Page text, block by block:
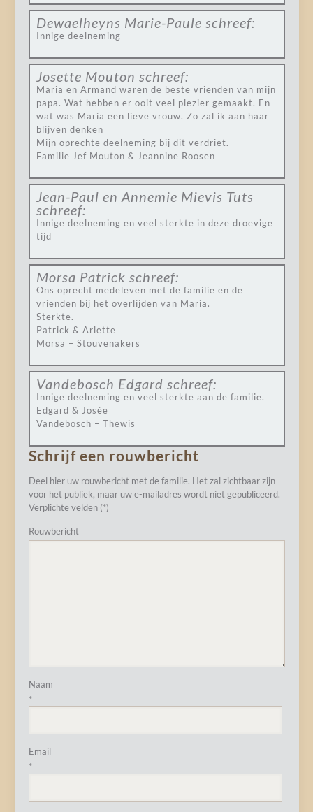
Dewaelheyns Marie-Paule schreef:
Innige deelneming
Josette Mouton schreef:
Maria en Armand waren de beste vrienden van mijn
papa. Wat hebben er ooit veel plezier gemaakt. En
wat was Maria een lieve vrouw. Zo zal ik aan haar
blijven denken
Mijn oprechte deelneming bij dit verdriet.
Familie Jef Mouton & Jeannine Roosen
Jean-Paul en Annemie Mievis Tuts
schreef:
Innige deelneming en veel sterkte in deze droevige
tijd
Morsa Patrick schreef:
Ons oprecht medeleven met de familie en de
vrienden bij het overlijden van Maria.
Sterkte.
Patrick & Arlette
Morsa – Stouvenakers
Vandebosch Edgard schreef:
Innige deelneming en veel sterkte aan de familie.
Edgard & Josée
Vandebosch – Thewis
Schrijf een rouwbericht
Deel hier uw rouwbericht met de familie. Het zal zichtbaar zijn
voor het publiek, maar uw e-mailadres wordt niet gepubliceerd.
Verplichte velden (*)
Rouwbericht
Naam
*
Email
*